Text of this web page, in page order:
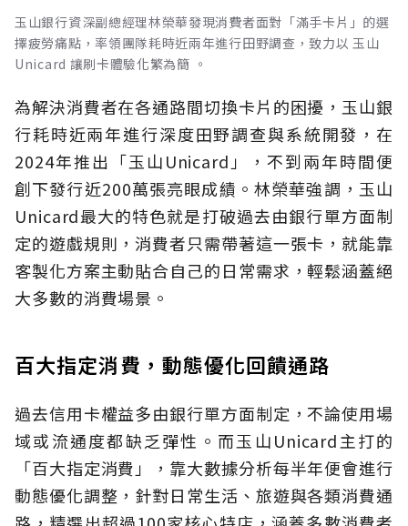
玉山銀行資深副總經理林榮華發現消費者面對「滿手卡片」的選
擇疲勞痛點，率領團隊耗時近兩年進行田野調查，致力以 玉山
Unicard 讓刷卡體驗化繁為簡 。
為解決消費者在各通路間切換卡片的困擾，玉山銀
行耗時近兩年進行深度田野調查與系統開發，在
2024年推出「玉山Unicard」，不到兩年時間便
創下發行近200萬張亮眼成績。林榮華強調，玉山
Unicard最大的特色就是打破過去由銀行單方面制
定的遊戲規則，消費者只需帶著這一張卡，就能靠
客製化方案主動貼合自己的日常需求，輕鬆涵蓋絕
大多數的消費場景。
百大指定消費，動態優化回饋通路
過去信用卡權益多由銀行單方面制定，不論使用場
域或流通度都缺乏彈性。而玉山Unicard主打的
「百大指定消費」，靠大數據分析每半年便會進行
動態優化調整，針對日常生活、旅遊與各類消費通